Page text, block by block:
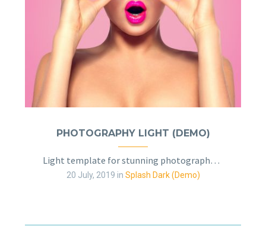
PHOTOGRAPHY LIGHT (DEMO)
Light template for stunning photography portfolio page
20 July, 2019 in Splash Dark (Demo)